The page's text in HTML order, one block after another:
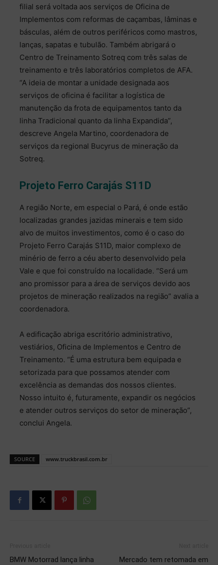
filial será voltada aos serviços de Oficina de
Implementos com reformas de caçambas, lâminas e
básculas, além de outros periféricos como mastros,
lanças, sapatas e tubulão. Também abrigará o
Centro de Treinamento Sotreq com três salas de
treinamento e três laboratórios completos de AFA.
“A ideia de montar a unidade designada aos
serviços de oficina é facilitar a logística de
manutenção da frota de equipamentos tanto da
linha Tradicional quanto da linha Expandida”,
descreve Angela Martino, coordenadora de
serviços da regional Bucyrus de mineração da
Sotreq.
Projeto Ferro Carajás S11D
A região Norte, em especial o Pará, é onde estão
localizadas grandes jazidas minerais e tem sido
alvo de muitos investimentos, como é o caso do
Projeto Ferro Carajás S11D, maior complexo de
minério de ferro a céu aberto desenvolvido pela
Vale e que foi construído na localidade. “Será um
ano promissor para a área de serviços devido aos
projetos de mineração realizados na região” avalia a
coordenadora.
A edificação abriga escritório administrativo,
vestiários, Oficina de Implementos e Centro de
Treinamento. “É uma estrutura bem equipada e
setorizada para que possamos atender com
excelência as demandas dos nossos clientes.
Nosso intuito é, futuramente, expandir os negócios
e atender outros serviços do setor de mineração”,
conclui Angela.
SOURCE www.truckbrasil.com.br
BMW Motorrad lança linha
Mercado tem retomada em